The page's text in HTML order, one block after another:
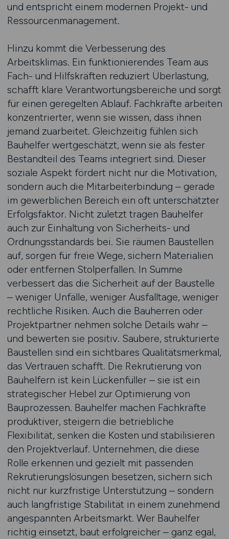
und entspricht einem modernen Projekt- und
Ressourcenmanagement.
Hinzu kommt die Verbesserung des
Arbeitsklimas. Ein funktionierendes Team aus
Fach- und Hilfskräften reduziert Überlastung,
schafft klare Verantwortungsbereiche und sorgt
für einen geregelten Ablauf. Fachkräfte arbeiten
konzentrierter, wenn sie wissen, dass ihnen
jemand zuarbeitet. Gleichzeitig fühlen sich
Bauhelfer wertgeschätzt, wenn sie als fester
Bestandteil des Teams integriert sind. Dieser
soziale Aspekt fördert nicht nur die Motivation,
sondern auch die Mitarbeiterbindung – gerade
im gewerblichen Bereich ein oft unterschätzter
Erfolgsfaktor. Nicht zuletzt tragen Bauhelfer
auch zur Einhaltung von Sicherheits- und
Ordnungsstandards bei. Sie räumen Baustellen
auf, sorgen für freie Wege, sichern Materialien
oder entfernen Stolperfallen. In Summe
verbessert das die Sicherheit auf der Baustelle
– weniger Unfälle, weniger Ausfalltage, weniger
rechtliche Risiken. Auch die Bauherren oder
Projektpartner nehmen solche Details wahr –
und bewerten sie positiv. Saubere, strukturierte
Baustellen sind ein sichtbares Qualitätsmerkmal,
das Vertrauen schafft. Die Rekrutierung von
Bauhelfern ist kein Lückenfüller – sie ist ein
strategischer Hebel zur Optimierung von
Bauprozessen. Bauhelfer machen Fachkräfte
produktiver, steigern die betriebliche
Flexibilität, senken die Kosten und stabilisieren
den Projektverlauf. Unternehmen, die diese
Rolle erkennen und gezielt mit passenden
Rekrutierungslösungen besetzen, sichern sich
nicht nur kurzfristige Unterstützung – sondern
auch langfristige Stabilität in einem zunehmend
angespannten Arbeitsmarkt. Wer Bauhelfer
richtig einsetzt, baut erfolgreicher – ganz egal,